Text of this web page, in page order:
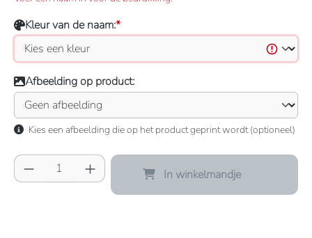
Kleur van de naam:*
Afbeelding op product:
Kies een afbeelding die op het product geprint wordt (optioneel)
Producthoeveelheid: Voer de gewenste
In winkelmandje